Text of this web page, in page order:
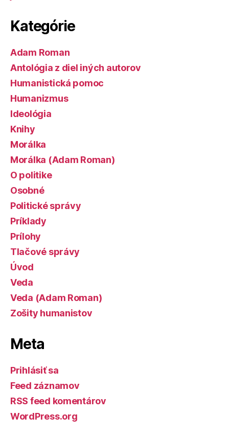
Kategórie
Adam Roman
Antológia z diel iných autorov
Humanistická pomoc
Humanizmus
Ideológia
Knihy
Morálka
Morálka (Adam Roman)
O politike
Osobné
Politické správy
Príklady
Prílohy
Tlačové správy
Úvod
Veda
Veda (Adam Roman)
Zošity humanistov
Meta
Prihlásiť sa
Feed záznamov
RSS feed komentárov
WordPress.org